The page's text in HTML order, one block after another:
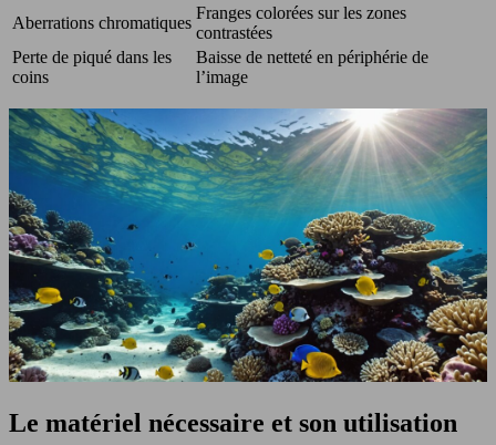
Aberrations chromatiques
Franges colorées sur les zones
contrastées
Perte de piqué dans les
coins
Baisse de netteté en périphérie de
l’image
Le matériel nécessaire et son utilisation